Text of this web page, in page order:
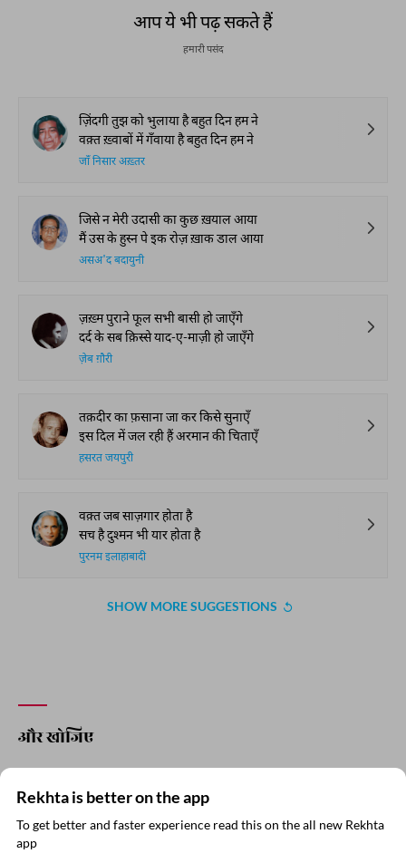
The Secret History of
आप ये भी पढ़ सकते हैं
ज़िंदगी तुझ को भुलाया है बहुत दिन हम ने
वक़्त ख़्वाबों में गँवाया है बहुत दिन हम ने
जाँ निसार अख़्तर
जिसे न मेरी उदासी का कुछ ख़याल आया
मैं उस के हुस्न पे इक रोज़ ख़ाक डाल आया
असअ'द बदायुनी
ज़ख़्म पुराने फूल सभी बासी हो जाएँगे
दर्द के सब क़िस्से याद-ए-माज़ी हो जाएँगे
ज़ेब ग़ौरी
तक़दीर का फ़साना जा कर किसे सुनाएँ
इस दिल में जल रही हैं अरमान की चिताएँ
हसरत जयपुरी
COMMENT
SHARE YOUR VIEWS
Rekhta is better on the app
To get better and faster experience read this on the all new Rekhta
app